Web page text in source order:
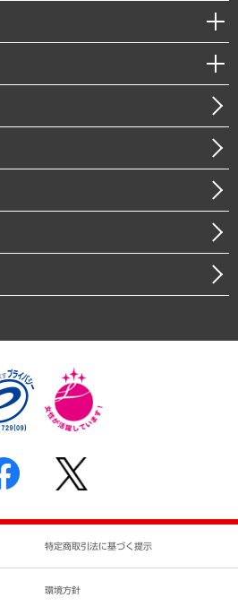
プライアンス）・防災（政策）
・スマートシティ
テム
求の手続きについて
特定商取引法に基づく提示
環境方針